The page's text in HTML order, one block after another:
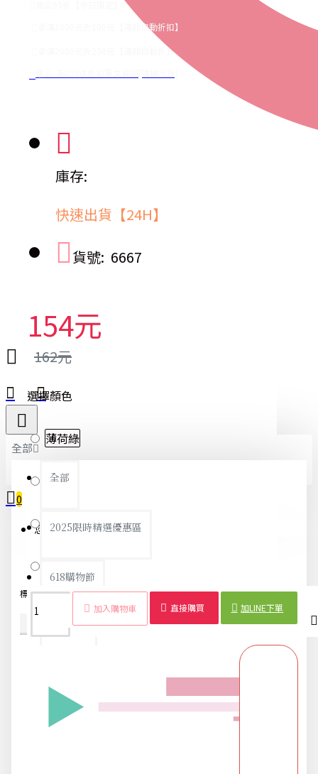
全部
全部
2025限時精選優惠區
618購物節
DIY專區
交換禮物專區 95折
0
您的購物車內沒有商品！
享滿1000元折100元【滿額自動折扣】
享滿2000元折250元【滿額自動折】
庫存:
快速出貨【24H】
貨號: 6667
154元
162元
選擇顏色
薄荷綠
深藍
粉紅
加入購物車 直接購買 加LINE下單
標籤： 旅行包 防水 可折疊 購物 單肩包 收納袋 行李 男女
商品詳情 配送時間